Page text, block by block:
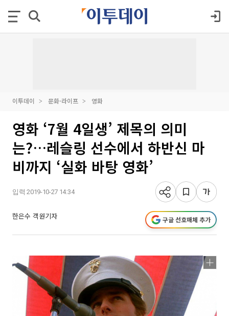
이투데이 문화·라이프 영화
영화 ‘7월 4일생’ 제목의 의미
는?…레슬링 선수에서 하반신 마
비까지 ‘실화 바탕 영화’
입력 2019-10-27 14:34
한은수 객원기자 구글 선호매체 추가